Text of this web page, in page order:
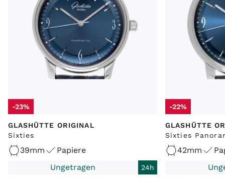
-23%
GLASHÜTTE ORIGINAL
Sixties
39mm
Papiere
Ungetragen
24h
-22%
GLASHÜTTE
Sixties
42mm